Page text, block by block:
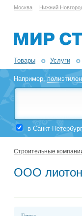
Москва Нижний
Товары Услуги
Например,
в Санкт-
Строительные
ООО лиотон